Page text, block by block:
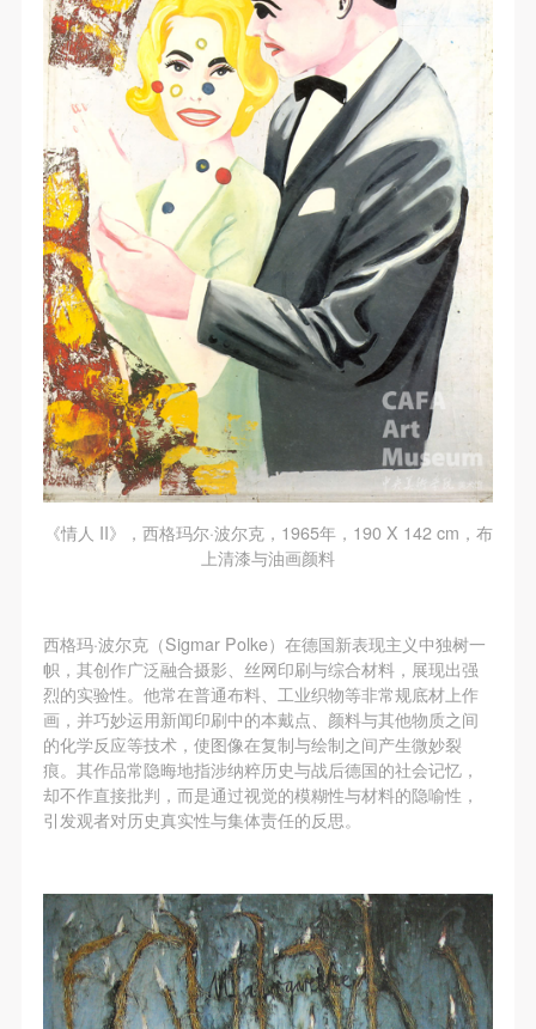
《情人 II》，西格玛尔·波尔克，1965年，190 X 142 cm，布
上清漆与油画颜料
西格玛·波尔克（Sigmar Polke）在德国新表现主义中独树一
帜，其创作广泛融合摄影、丝网印刷与综合材料，展现出强
烈的实验性。他常在普通布料、工业织物等非常规底材上作
画，并巧妙运用新闻印刷中的本戴点、颜料与其他物质之间
的化学反应等技术，使图像在复制与绘制之间产生微妙裂
痕。其作品常隐晦地指涉纳粹历史与战后德国的社会记忆，
却不作直接批判，而是通过视觉的模糊性与材料的隐喻性，
引发观者对历史真实性与集体责任的反思。
登录
可使用雅昌艺术网会员账户登录